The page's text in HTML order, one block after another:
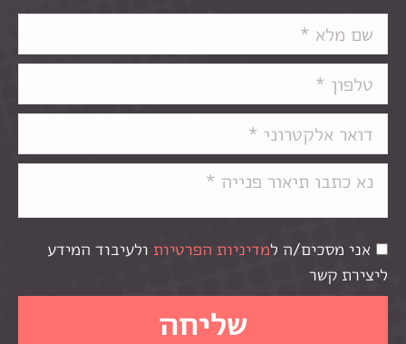
אני מסכים/ה למדיניות הפרטיות ולעיבוד המידע
ליצירת קשר